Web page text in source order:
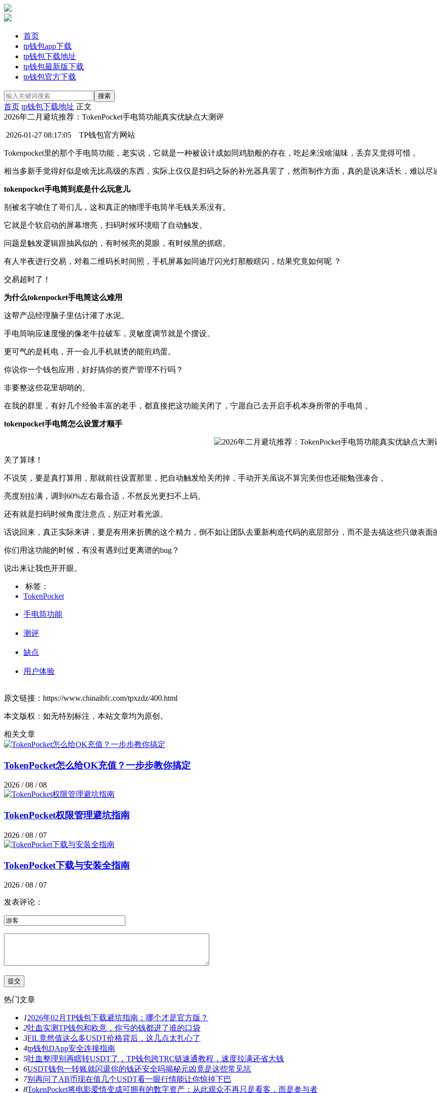
首页
tp钱包app下载
tp钱包下载地址
tp钱包最新版下载
tp钱包官方下载
首页 tp钱包下载地址 正文
2026年二月避坑推荐：TokenPocket手电筒功能真实优缺点大测评
2026-01-27 08:17:05 TP钱包官方网站
Tokenpocket里的那个手电筒功能，老实说，它就是一种被设计成如同鸡肋般的存在，吃起来没啥滋味，丢弃又觉得可惜 。
相当多新手觉得好似是啥无比高级的东西，实际上仅仅是扫码之际的补光器具罢了，然而制作方面，真的是说来话长，难以尽
tokenpocket手电筒到底是什么玩意儿
别被名字唬住了哥们儿，这和真正的物理手电筒半毛钱关系没有。
它就是个软启动的屏幕增亮，扫码时候环境暗了自动触发。
问题是触发逻辑跟抽风似的，有时候亮的晃眼，有时候黑的抓瞎。
有人半夜进行交易，对着二维码长时间照，手机屏幕如同迪厅闪光灯那般瞎闪，结果究竟如何呢 ？
交易超时了！
为什么tokenpocket手电筒这么难用
这帮产品经理脑子里估计灌了水泥。
手电筒响应速度慢的像老牛拉破车，灵敏度调节就是个摆设。
更可气的是耗电，开一会儿手机就烫的能煎鸡蛋。
你说你一个钱包应用，好好搞你的资产管理不行吗？
非要整这些花里胡哨的。
在我的群里，有好几个经验丰富的老手，都直接把这功能关闭了，宁愿自己去开启手机本身所带的手电筒 。
tokenpocket手电筒怎么设置才顺手
关了算球！
不说笑，要是真打算用，那就前往设置那里，把自动触发给关闭掉，手动开关虽说不算完美但也还能勉强凑合 。
亮度别拉满，调到60%左右最合适，不然反光更扫不上码。
还有就是扫码时候角度注意点，别正对着光源。
话说回来，真正实际来讲，要是有用来折腾的这个精力，倒不如让团队去重新构造代码的底层部分，而不是去搞这些只做表面
你们用这功能的时候，有没有遇到过更离谱的bug？
说出来让我也开开眼。
标签：
TokenPocket
手电筒功能
测评
缺点
用户体验
原文链接：https://www.chinaibfc.com/tpxzdz/400.html
本文版权：如无特别标注，本站文章均为原创。
相关文章
TokenPocket怎么给OK充值？一步步教你搞定
2026 / 08 / 08
TokenPocket权限管理避坑指南
2026 / 08 / 07
TokenPocket下载与安装全指南
2026 / 08 / 07
发表评论：
热门文章
12026年02月TP钱包下载避坑指南：哪个才是官方版？
2吐血实测TP钱包和欧意，你亏的钱都进了谁的口袋
3FIL竟然值这么多USDT价格背后，这几点太扎心了
4tp钱包DApp安全连接指南
5吐血整理别再瞎转USDT了，TP钱包跨TRC链速通教程，速度拉满还省大钱
6USDT钱包一转账就闪退你的钱还安全吗揭秘元凶竟是这些常见坑
7别再问了AB币现在值几个USDT看一眼行情能让你惊掉下巴
8TokenPocket将电影爱情变成可拥有的数字资产：从此观众不再只是看客，而是参与者